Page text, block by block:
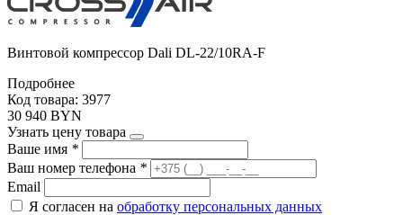
Винтовой компрессор Dali DL-22/10RA-F
Подробнее
Код товара: 3977
30 940 BYN
Узнать цену товара
Ваше имя *
Ваш номер телефона *
Email
Я согласен на обработку персональных данных